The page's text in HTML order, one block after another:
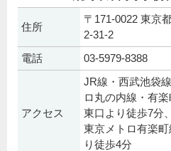
住所
〒171-0022 東京
2-31-2
電話 03-5979-8388
アクセス
JR線・西武池袋
ロ丸の内線・有
東口より徒歩7分
東京メトロ有楽
り徒歩4分